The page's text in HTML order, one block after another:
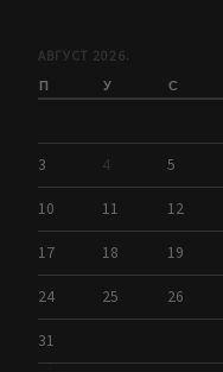
АВГУСТ 2026.
П У С
3 4 5
10 11 12
17 18 19
24 25 26
31